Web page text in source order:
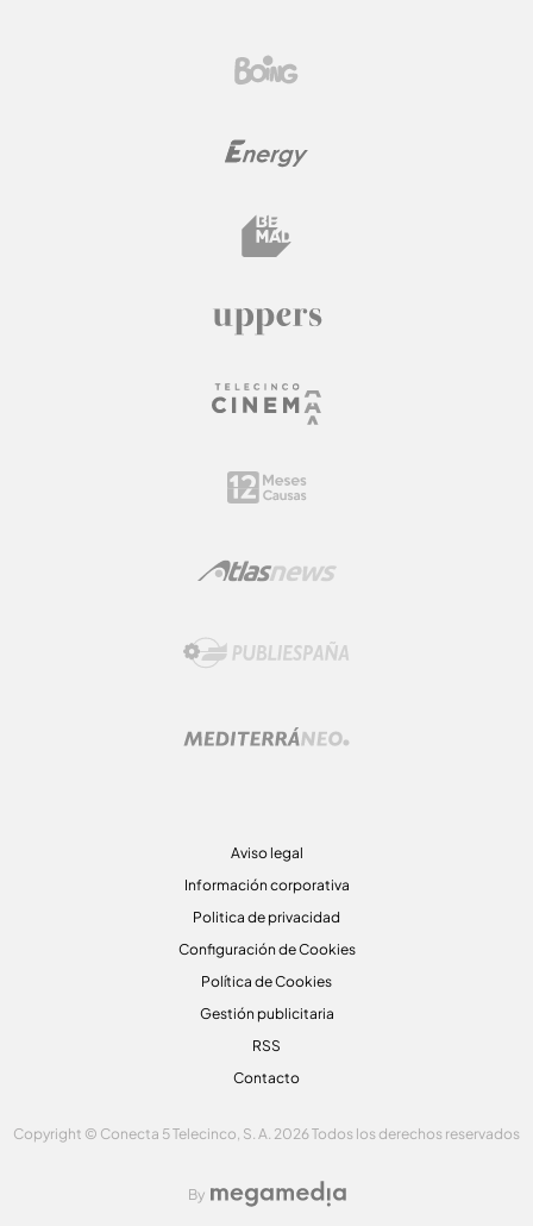
Aviso legal
Información corporativa
Politica de privacidad
Configuración de Cookies
Política de Cookies
Gestión publicitaria
RSS
Contacto
Copyright © Conecta 5 Telecinco, S. A. 2026 Todos los derechos reservados
By